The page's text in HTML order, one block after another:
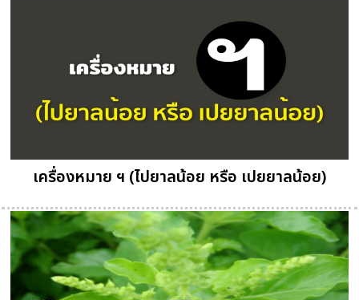
เครื่องหมาย ฯ (ไปยาลน้อย หรือ เปยยาลน้อย)